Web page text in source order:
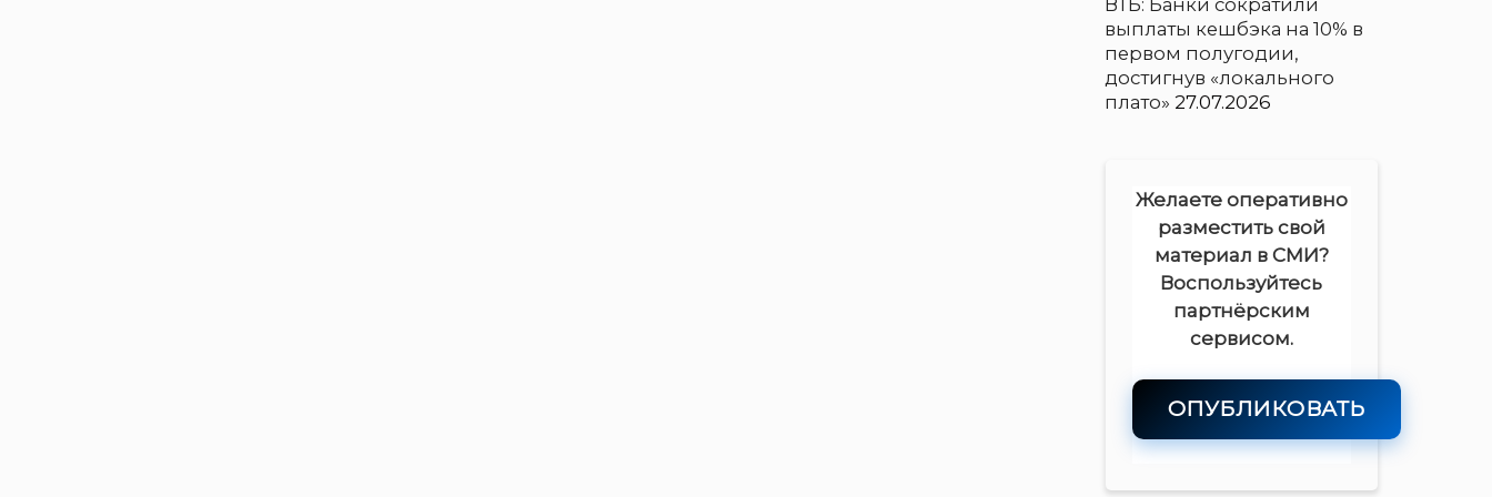
выплаты кешбэка на 10% в
первом полугодии,
достигнув «локального
плато» 27.07.2026
Желаете оперативно
разместить свой
материал в СМИ?
Воспользуйтесь
партнёрским
сервисом.
ОПУБЛИКОВАТЬ